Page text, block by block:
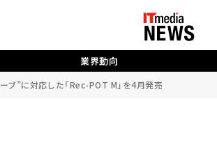
業界動向
ーブ”に対応した「Rec-POT M」を4月発売